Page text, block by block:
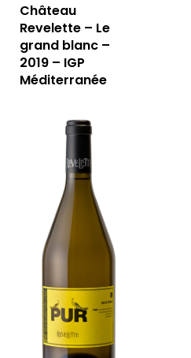
Château
Revelette – Le
grand blanc –
2019 – IGP
Méditerranée